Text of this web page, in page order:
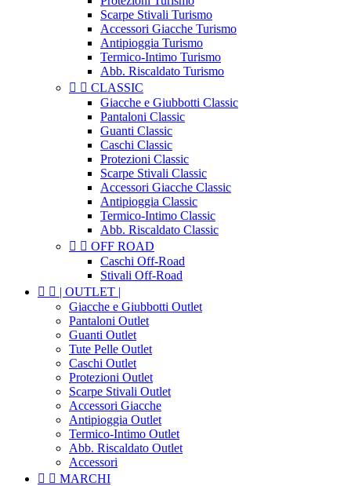
Scarpe Stivali Turismo
Accessori Giacche Turismo
Antipioggia Turismo
Termico-Intimo Turismo
Abb. Riscaldato Turismo
  CLASSIC
Giacche e Giubbotti Classic
Pantaloni Classic
Guanti Classic
Caschi Classic
Protezioni Classic
Scarpe Stivali Classic
Accessori Giacche Classic
Antipioggia Classic
Termico-Intimo Classic
Abb. Riscaldato Classic
  OFF ROAD
Caschi Off-Road
Stivali Off-Road
  | OUTLET |
Giacche e Giubbotti Outlet
Pantaloni Outlet
Guanti Outlet
Tute Pelle Outlet
Caschi Outlet
Protezioni Outlet
Scarpe Stivali Outlet
Accessori Giacche
Antipioggia Outlet
Termico-Intimo Outlet
Abb. Riscaldato Outlet
Accessori
  MARCHI